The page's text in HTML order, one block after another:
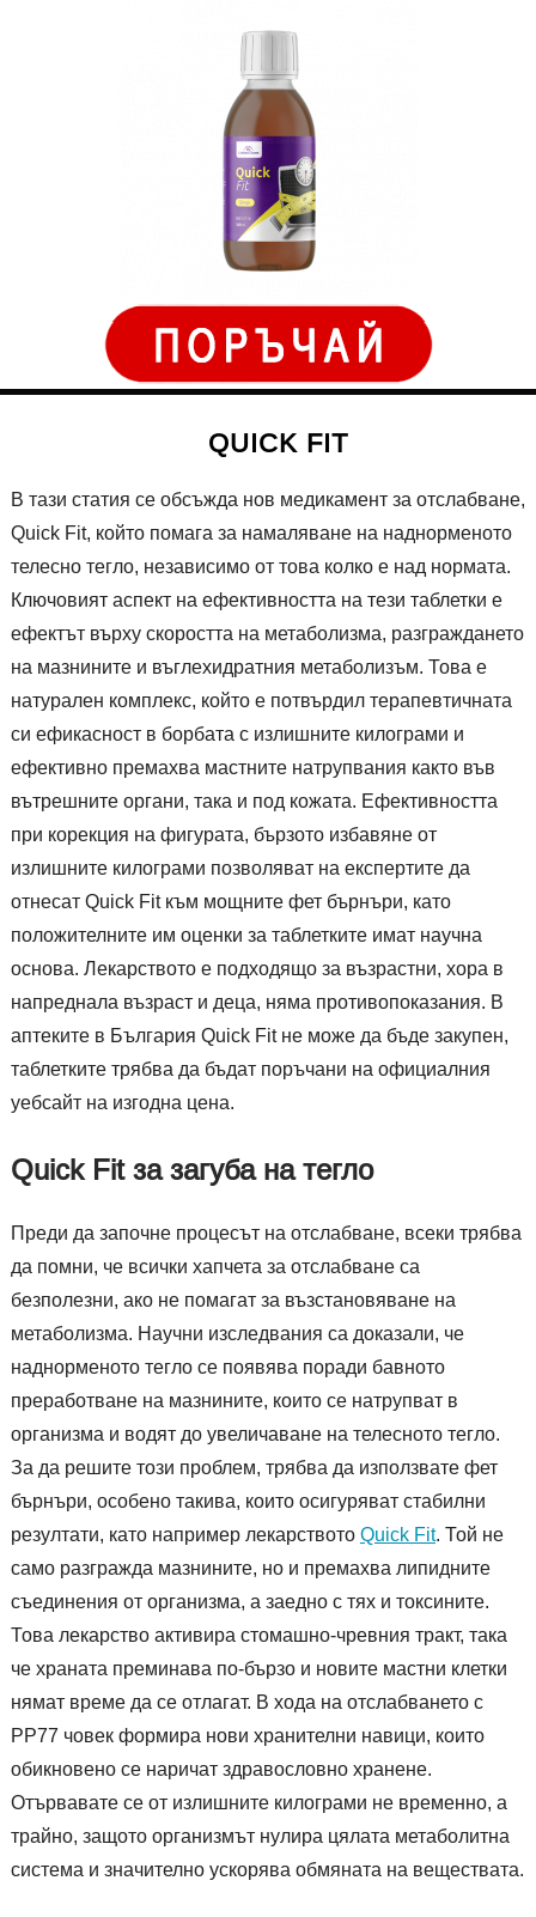
QUICK FIT
В тази статия се обсъжда нов медикамент за отслабване,
Quick Fit, който помага за намаляване на наднорменото
телесно тегло, независимо от това колко е над нормата.
Ключовият аспект на ефективността на тези таблетки е
ефектът върху скоростта на метаболизма, разграждането
на мазнините и въглехидратния метаболизъм. Това е
натурален комплекс, който е потвърдил терапевтичната
си ефикасност в борбата с излишните килограми и
ефективно премахва мастните натрупвания както във
вътрешните органи, така и под кожата. Ефективността
при корекция на фигурата, бързото избавяне от
излишните килограми позволяват на експертите да
отнесат Quick Fit към мощните фет бърнъри, като
положителните им оценки за таблетките имат научна
основа. Лекарството е подходящо за възрастни, хора в
напреднала възраст и деца, няма противопоказания. В
аптеките в България Quick Fit не може да бъде закупен,
таблетките трябва да бъдат поръчани на официалния
уебсайт на изгодна цена.
Quick Fit за загуба на тегло
Преди да започне процесът на отслабване, всеки трябва
да помни, че всички хапчета за отслабване са
безполезни, ако не помагат за възстановяване на
метаболизма. Научни изследвания са доказали, че
наднорменото тегло се появява поради бавното
преработване на мазнините, които се натрупват в
организма и водят до увеличаване на телесното тегло.
За да решите този проблем, трябва да използвате фет
бърнъри, особено такива, които осигуряват стабилни
резултати, като например лекарството Quick Fit. Той не
само разгражда мазнините, но и премахва липидните
съединения от организма, а заедно с тях и токсините.
Това лекарство активира стомашно-чревния тракт, така
че храната преминава по-бързо и новите мастни клетки
нямат време да се отлагат. В хода на отслабването с
РР77 човек формира нови хранителни навици, които
обикновено се наричат здравословно хранене.
Отървавате се от излишните килограми не временно, а
трайно, защото организмът нулира цялата метаболитна
система и значително ускорява обмяната на веществата.